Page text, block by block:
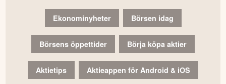
Ekonominyheter Börsen idag
Börsens öppettider Börja köpa aktier
Aktietips Aktieappen för Android & iOS